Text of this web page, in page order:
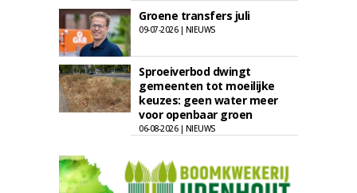
Groene transfers juli
09-07-2026 | NIEUWS
Sproeiverbod dwingt
gemeenten tot moeilijke
keuzes: geen water meer
voor openbaar groen
06-08-2026 | NIEUWS